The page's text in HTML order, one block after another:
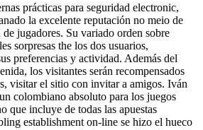
prácticas para seguridad electronic,
la excelente reputación no meio de
jugadores. Su variado orden sobre
sorpresas the los dos usuarios,
preferencias y actividad. Además del
los visitantes serán recompensados
visitar el sitio con invitar a amigos. Iván
colombiano absoluto para los juegos
que incluye de todas las apuestas
establishment on-line se hizo el hueco